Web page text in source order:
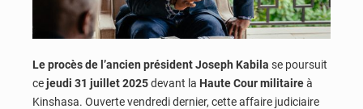
Le procès de l’ancien président Joseph Kabila se poursuit
cejeudi 31 juillet 2025devant la Haute Cour militaireà
Kinshasa. Ouverte vendredi dernier, cette affaire judiciaire